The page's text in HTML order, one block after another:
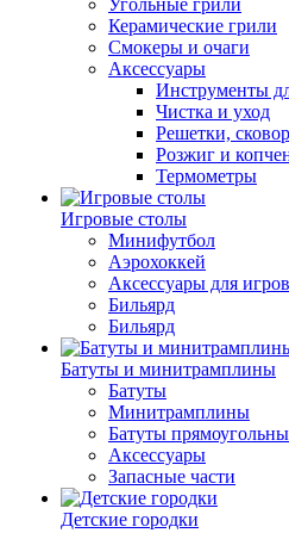
Угольные грили
Керамические грили
Смокеры и очаги
Аксессуары
Инструменты
Чистка и уход
Решетки,
Розжиг и
Термометры
Игровые столы
Минифутбол
Аэрохоккей
Аксессуары для
Бильяpд
Бильяpд
Батуты и минитрамплины
Батуты
Минитрамплины
Батуты
Аксессуары
Запасные части
Детские городки